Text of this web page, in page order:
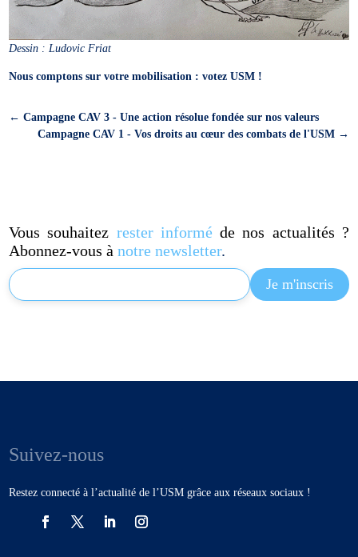
Dessin : Ludovic Friat
Nous comptons sur votre mobilisation : votez USM !
←Campagne CAV 3 - Une action résolue fondée sur nos valeurs
Campagne CAV 1 - Vos droits au cœur des combats de l'USM→
Vous souhaitez rester informéde nos actualités ?
Abonnez-vous ànotre newsletter.
Suivez-nous
Restez connecté à l’actualité de l’USM grâce aux réseaux sociaux !